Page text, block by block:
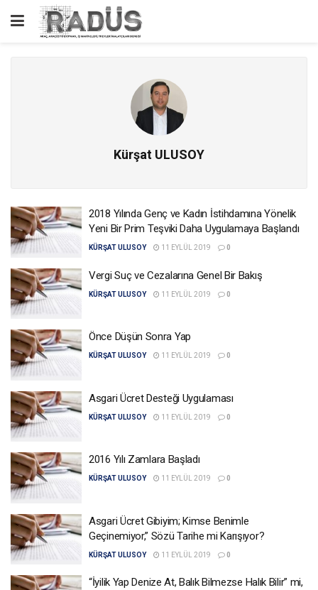
Kürşat ULUSOY
2018 Yılında Genç ve Kadın İstihdamına Yönelik
Yeni Bir Prim Teşviki Daha Uygulamaya Başlandı
KÜRŞAT ULUSOY 11 EYLÜL 2019 0
Vergi Suç ve Cezalarına Genel Bir Bakış
KÜRŞAT ULUSOY 11 EYLÜL 2019 0
Önce Düşün Sonra Yap
KÜRŞAT ULUSOY 11 EYLÜL 2019 0
Asgari Ücret Desteği Uygulaması
KÜRŞAT ULUSOY 11 EYLÜL 2019 0
2016 Yılı Zamlara Başladı
KÜRŞAT ULUSOY 11 EYLÜL 2019 0
Asgari Ücret Gibiyim; Kimse Benimle
Geçinemiyor,” Sözü Tarihe mi Karışıyor?
KÜRŞAT ULUSOY 11 EYLÜL 2019 0
“İyilik Yap Denize At, Balık Bilmezse Halık Bilir” mi,